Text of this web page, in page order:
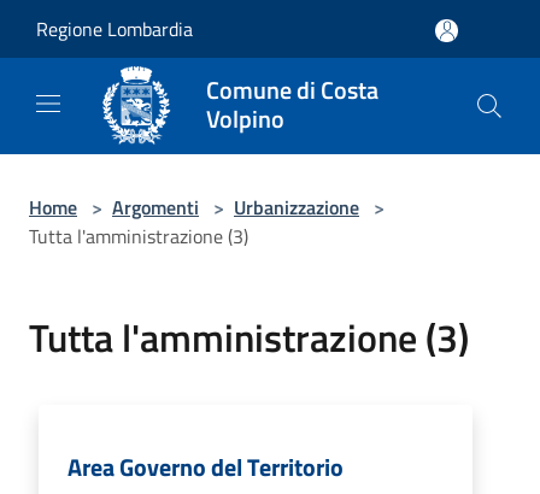
Regione Lombardia
Comune di Costa
Volpino
Home > Argomenti > Urbanizzazione >
Tutta l'amministrazione (3)
Tutta l'amministrazione (3)
Area Governo del Territorio